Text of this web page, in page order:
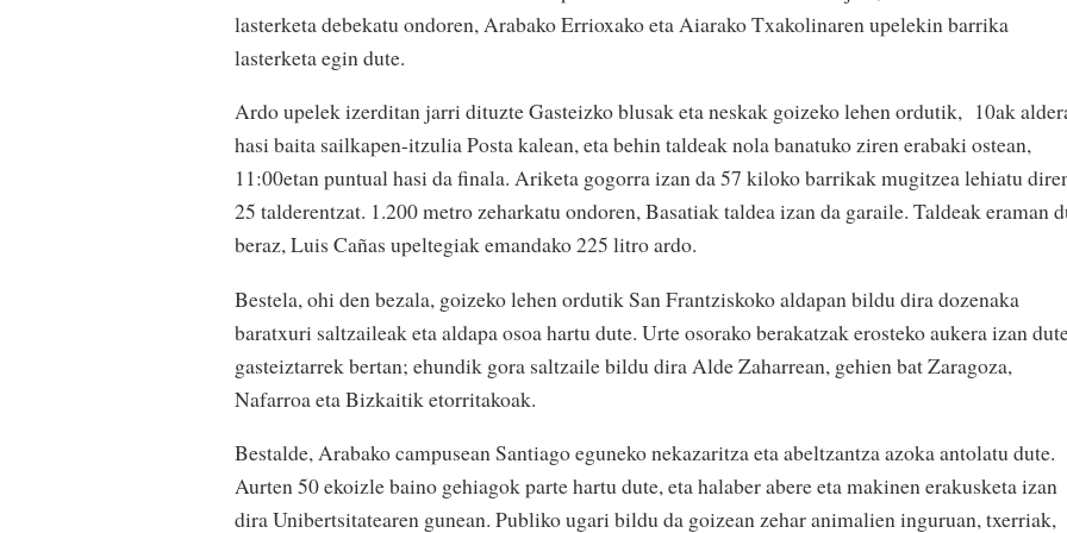
lasterketa debekatu ondoren, Arabako Errioxako eta Aiarako Txakolinaren upelekin barrika
lasterketa egin dute.
Ardo upelek izerditan jarri dituzte Gasteizko blusak eta neskak goizeko lehen ordutik, 10ak
hasi baita sailkapen-itzulia Posta kalean, eta behin taldeak nola banatuko ziren erabaki ostean,
11:00etan puntual hasi da finala. Ariketa gogorra izan da 57 kiloko barrikak mugitzea lehiatu
25 talderentzat. 1.200 metro zeharkatu ondoren, Basatiak taldea izan da garaile. Taldeak eraman
beraz, Luis Cañas upeltegiak emandako 225 litro ardo.
Bestela, ohi den bezala, goizeko lehen ordutik San Frantziskoko aldapan bildu dira dozenaka
baratxuri saltzaileak eta aldapa osoa hartu dute. Urte osorako berakatzak erosteko aukera izan
gasteiztarrek bertan; ehundik gora saltzaile bildu dira Alde Zaharrean, gehien bat Zaragoza,
Nafarroa eta Bizkaitik etorritakoak.
Bestalde, Arabako campusean Santiago eguneko nekazaritza eta abeltzantza azoka antolatu dute.
Aurten 50 ekoizle baino gehiagok parte hartu dute, eta halaber abere eta makinen erakusketa izan
dira Unibertsitatearen gunean. Publiko ugari bildu da goizean zehar animalien inguruan, txerriak,